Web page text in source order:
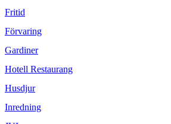
Fritid
Förvaring
Gardiner
Hotell Restaurang
Husdjur
Inredning